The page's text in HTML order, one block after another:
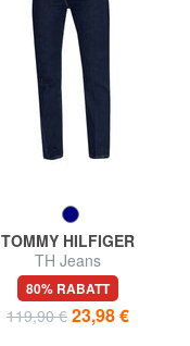
TOMMY HILFIGER
TH Jeans
80% RABATT
119,90 € 23,98 €